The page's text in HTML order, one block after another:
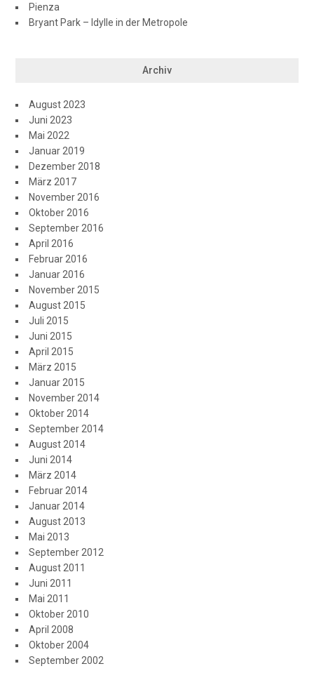
Pienza
Bryant Park – Idylle in der Metropole
Archiv
August 2023
Juni 2023
Mai 2022
Januar 2019
Dezember 2018
März 2017
November 2016
Oktober 2016
September 2016
April 2016
Februar 2016
Januar 2016
November 2015
August 2015
Juli 2015
Juni 2015
April 2015
März 2015
Januar 2015
November 2014
Oktober 2014
September 2014
August 2014
Juni 2014
März 2014
Februar 2014
Januar 2014
August 2013
Mai 2013
September 2012
August 2011
Juni 2011
Mai 2011
Oktober 2010
April 2008
Oktober 2004
September 2002